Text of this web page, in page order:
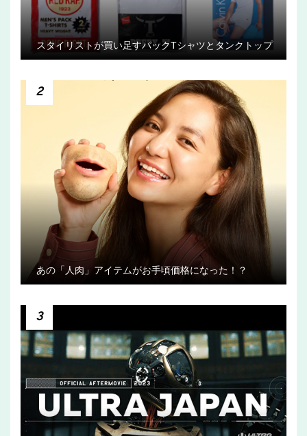
スタイリストが買い足すパックTシャツとタンクトップ
2
あの「人肉」アイテムがお手頃価格になった！？
3